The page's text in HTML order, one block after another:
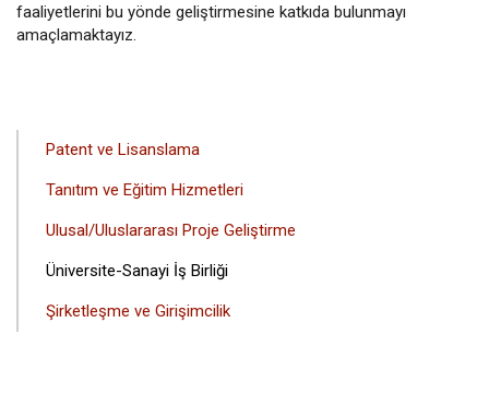
faaliyetlerini bu yönde geliştirmesine katkıda bulunmayı
amaçlamaktayız.
ANA
MENÜSÜ
Patent ve Lisanslama
Tanıtım ve Eğitim Hizmetleri
Ulusal/Uluslararası Proje Geliştirme
Üniversite-Sanayi İş Birliği
Şirketleşme ve Girişimcilik